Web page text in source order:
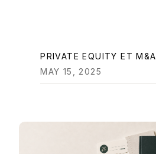
PRIVATE EQUITY ET M&A
MAY 15, 2025